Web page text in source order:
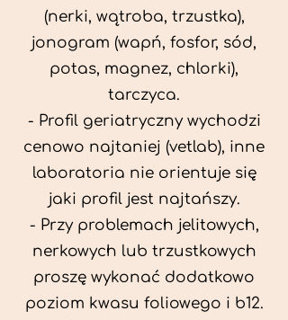
(nerki, wątroba, trzustka),
jonogram (wapń, fosfor, sód,
potas, magnez, chlorki),
tarczyca.
- Profil geriatryczny wychodzi
cenowo najtaniej (vetlab), inne
laboratoria nie orientuje się
jaki profil jest najtańszy.
- Przy problemach jelitowych,
nerkowych lub trzustkowych
proszę wykonać dodatkowo
poziom kwasu foliowego i b12.